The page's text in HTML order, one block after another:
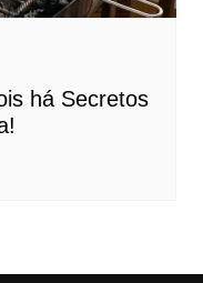
há Secretos